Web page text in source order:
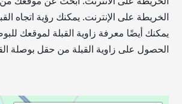
الخريطة على الإنترنت. يمكنك رؤية اتجاه
يمكنك أيضًا معرفة زاوية القبلة لموقعك
الحصول على زاوية القبلة من حقل بوصلة